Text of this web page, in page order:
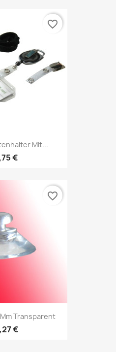
Mit...
€
favorite_border
Transparent
€
favorite_border